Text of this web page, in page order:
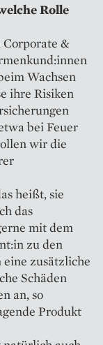
Rolle
&
Wachsen
ihre Risiken
bei Feuer
wir die
heißt, sie
das
mit dem
zu den
zusätzliche
Schäden
an, so
Produkt